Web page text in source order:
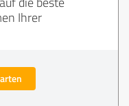
Ihrer